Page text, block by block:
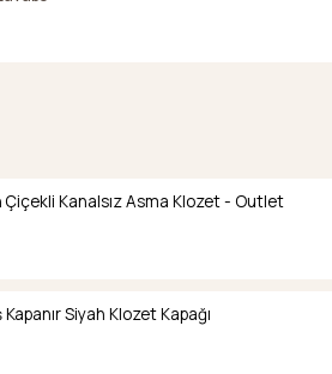
Kanalsız Asma Klozet - Outlet
Siyah Klozet Kapağı